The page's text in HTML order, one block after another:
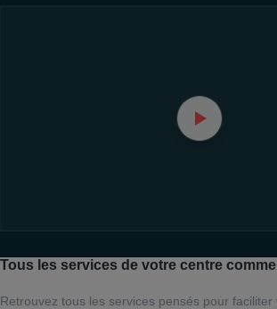
Tous les services de votre centre
Retrouvez tous les services pensés pour faciliter